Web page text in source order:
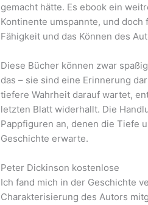
gemacht hätte. Es ebook ein
Kontinente umspannte, und
Fähigkeit und das Können des
Diese Bücher können zwar
das – sie sind eine Erinnerung
tiefere Wahrheit darauf wartet,
letzten Blatt widerhallt. Die
Pappfiguren an, denen die Tiefe
Geschichte erwarte.
Peter Dickinson kostenlose
Ich fand mich in der Geschichte
Charakterisierung des Autors